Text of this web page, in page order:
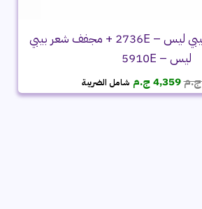
فرشاة شعر دوارة بيبي ليس – 2736E + مجفف شعر بيبي
ليس – 5910E
ج.مالسعر
الأصلي
4,359 ج.م السعر
الحالي
شامل الضريبة